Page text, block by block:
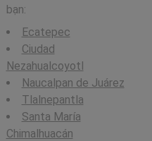
bạn:
Ecatepec
Ciudad
Nezahualcoyotl
Naucalpan de Juárez
Tlalnepantla
Santa María
Chimalhuacán